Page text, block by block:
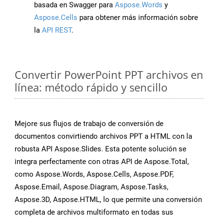
basada en Swagger para Aspose.Words y
Aspose.Cells para obtener más información sobre
la API REST.
Convertir PowerPoint PPT archivos en
línea: método rápido y sencillo
Mejore sus flujos de trabajo de conversión de
documentos convirtiendo archivos PPT a HTML con la
robusta API Aspose.Slides. Esta potente solución se
integra perfectamente con otras API de Aspose.Total,
como Aspose.Words, Aspose.Cells, Aspose.PDF,
Aspose.Email, Aspose.Diagram, Aspose.Tasks,
Aspose.3D, Aspose.HTML, lo que permite una conversión
completa de archivos multiformato en todas sus